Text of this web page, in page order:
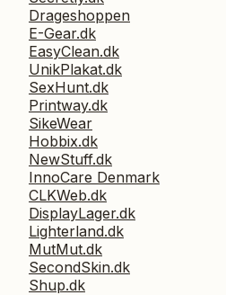
Drageshoppen
E-Gear.dk
EasyClean.dk
UnikPlakat.dk
SexHunt.dk
Printway.dk
SikeWear
Hobbix.dk
NewStuff.dk
InnoCare Denmark
CLKWeb.dk
DisplayLager.dk
Lighterland.dk
MutMut.dk
SecondSkin.dk
Shup.dk